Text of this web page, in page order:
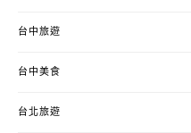
台中旅遊
台中美食
台北旅遊